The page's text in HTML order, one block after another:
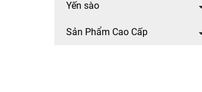
Yến sào
Sản Phẩm Cao Cấp